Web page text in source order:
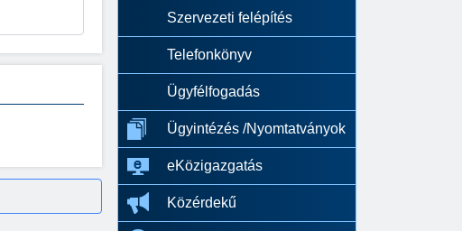
Szervezeti felépítés
Telefonkönyv
Ügyfélfogadás
Ügyintézés /Nyomtatványok
eKözigazgatás
Közérdekű